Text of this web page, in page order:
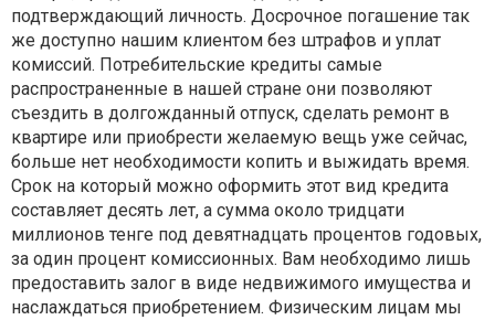
подтверждающий личность. Досрочное погашение так
же доступно нашим клиентом без штрафов и уплат
комиссий. Потребительские кредиты самые
распространенные в нашей стране они позволяют
съездить в долгожданный отпуск, сделать ремонт в
квартире или приобрести желаемую вещь уже сейчас,
больше нет необходимости копить и выжидать время.
Срок на который можно оформить этот вид кредита
составляет десять лет, а сумма около тридцати
миллионов тенге под девятнадцать процентов годовых,
за один процент комиссионных. Вам необходимо лишь
предоставить залог в виде недвижимого имущества и
наслаждаться приобретением. Физическим лицам мы